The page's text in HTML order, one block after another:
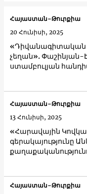
«Դիվանագիտական
չեղան». Փաշինյան-
ստամբուլյան
Հայաստան-Թուրքիա
20 Հունիսի, 2025
«Հարավային
գերակայությունը
Հայաստան-Թուրքիա
13 Հունիսի, 2025
Հայաստան-Թուրքիա